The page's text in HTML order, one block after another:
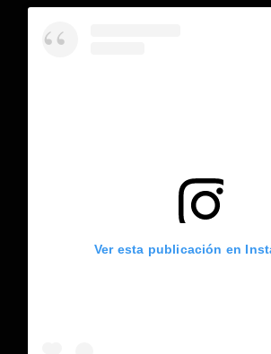
Ver esta publicación en